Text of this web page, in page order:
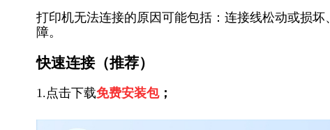
打印机无法连接的原因可能包括：连接线松动或损
障。
快速连接（推荐）
1.点击下载免费安装包；